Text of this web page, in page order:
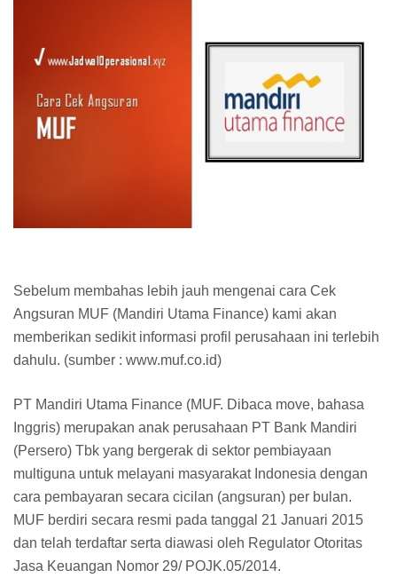
Sebelum membahas lebih jauh mengenai cara Cek
Angsuran MUF (Mandiri Utama Finance) kami akan
memberikan sedikit informasi profil perusahaan ini terlebih
dahulu. (sumber : www.muf.co.id)
PT Mandiri Utama Finance (MUF. Dibaca move, bahasa
Inggris) merupakan anak perusahaan PT Bank Mandiri
(Persero) Tbk yang bergerak di sektor pembiayaan
multiguna untuk melayani masyarakat Indonesia dengan
cara pembayaran secara cicilan (angsuran) per bulan.
MUF berdiri secara resmi pada tanggal 21 Januari 2015
dan telah terdaftar serta diawasi oleh Regulator Otoritas
Jasa Keuangan Nomor 29/ POJK.05/2014.